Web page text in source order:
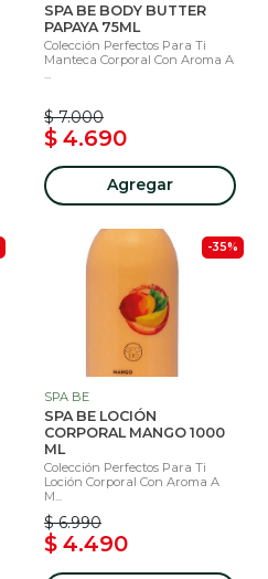
SPA BE BODY BUTTER
PAPAYA 75ML
Colección Perfectos Para Ti
Manteca Corporal Con Aroma A
$ 7.000
$ 4.690
Agregar
-35%
SPA BE
SPA BE LOCIÓN
CORPORAL MANGO 1000
ML
Colección Perfectos Para Ti
Loción Corporal Con Aroma A
M...
$ 6.990
$ 4.490